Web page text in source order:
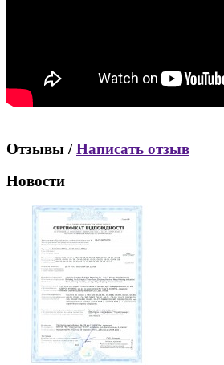
Отзывы /Написать отзыв
Новости